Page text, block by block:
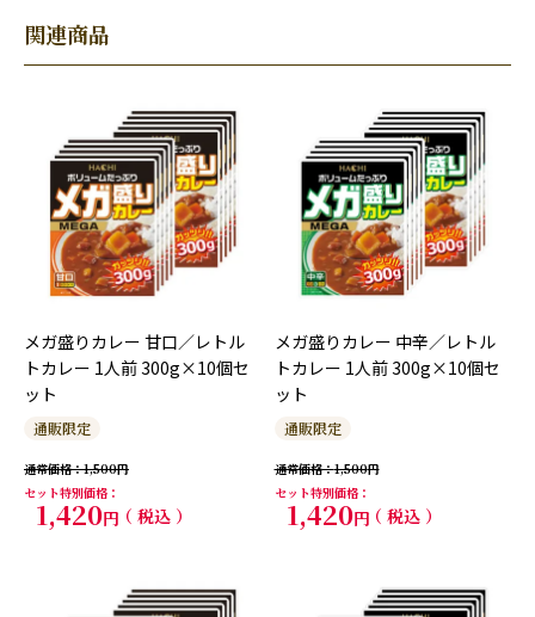
関連商品
メガ盛りカレー 甘口／レトル
トカレー 1人前 300g×10個セ
ット
通販限定
通常価格
1,500
セット特別価格
1,420 税込
メガ盛りカレー 中辛／レトル
トカレー 1人前 300g×10個セ
ット
通販限定
通常価格
1,500
セット特別価格
1,420 税込